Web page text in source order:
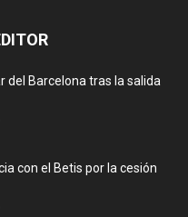
del Barcelona tras la salida
con el Betis por la cesión